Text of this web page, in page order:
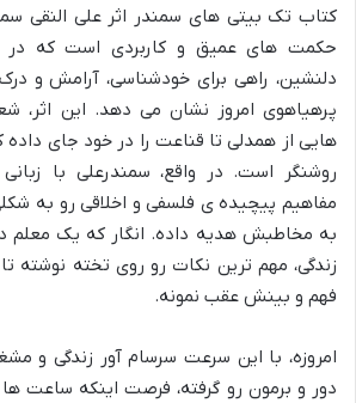
کتاب تک بیتی های سمندر اثر علی النقی
حکمت های عمیق و کاربردی است که در
دلنشین، راهی برای خودشناسی، آرامش و
پرهیاهوی امروز نشان می دهد. این اثر،
هایی از همدلی تا قناعت را در خود جای داده
روشنگر است. در واقع، سمندرعلی با
مفاهیم پیچیده ی فلسفی و اخلاقی رو به
به مخاطبش هدیه داده. انگار که یک معلم
زندگی، مهم ترین نکات رو روی تخته نوشته
فهم و بینش عقب نمونه.
امروزه، با این سرعت سرسام آور زندگی و
دور و برمون رو گرفته، فرصت اینکه ساعت